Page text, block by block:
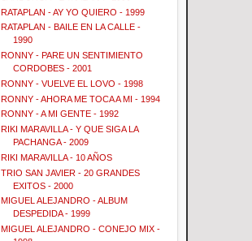
RATAPLAN - AY YO QUIERO - 1999
RATAPLAN - BAILE EN LA CALLE -
1990
RONNY - PARE UN SENTIMIENTO
CORDOBES - 2001
RONNY - VUELVE EL LOVO - 1998
RONNY - AHORA ME TOCA A MI - 1994
RONNY - A MI GENTE - 1992
RIKI MARAVILLA - Y QUE SIGA LA
PACHANGA - 2009
RIKI MARAVILLA - 10 AÑOS
TRIO SAN JAVIER - 20 GRANDES
EXITOS - 2000
MIGUEL ALEJANDRO - ALBUM
DESPEDIDA - 1999
MIGUEL ALEJANDRO - CONEJO MIX -